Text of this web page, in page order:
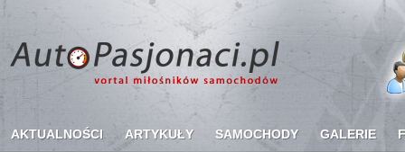
AKTUALNOŚCI ARTYKUŁY SAMOCHODY GALERIE